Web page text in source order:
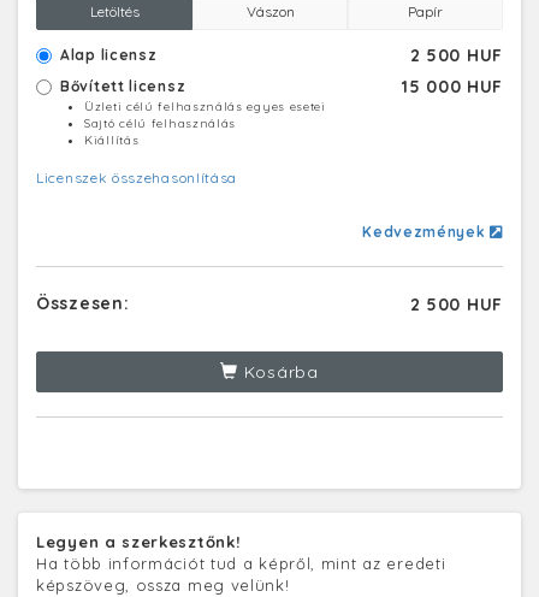
Letöltés Vászon Papír
Alap licensz 2 500 HUF
Bővített licensz 15 000 HUF
Üzleti célú felhasználás egyes esetei
Sajtó célú felhasználás
Kiállítás
Licenszek összehasonlítása
Kedvezmények
Összesen: 2 500 HUF
Kosárba
Legyen a szerkesztőnk!
Ha több információt tud a képről, mint az eredeti
képszöveg, ossza meg velünk!